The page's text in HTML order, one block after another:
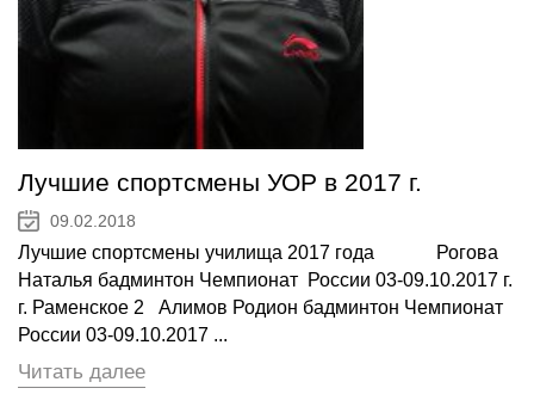
Лучшие спортсмены УОР в 2017 г.
09.02.2018
Лучшие спортсмены училища 2017 года Рогова
Наталья бадминтон Чемпионат России 03-09.10.2017 г.
г. Раменское 2 Алимов Родион бадминтон Чемпионат
России 03-09.10.2017 ...
Читать далее